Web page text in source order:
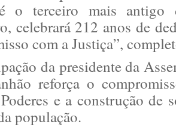
o terceiro mais
celebrará 212 anos de
com a Justiça”,
da presidente da
reforça o
e a construção de
população.